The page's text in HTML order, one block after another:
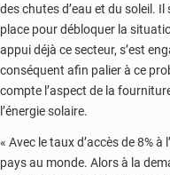
des chutes d’eau et du soleil.
place pour débloquer la
appui déjà ce secteur, s’est
conséquent afin palier à ce
compte l’aspect de la
l’énergie solaire.
« Avec le taux d’accès de 8%
pays au monde. Alors à la